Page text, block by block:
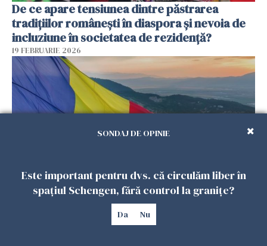
De ce apare tensiunea dintre păstrarea
tradițiilor românești în diaspora și nevoia de
incluziune în societatea de rezidență?
19 FEBRUARIE 2026
De ce „uitarea de sine” devine un risc real
pentru românii din diaspora, chiar când viața
pare aranjată pe hârtie?
SONDAJ DE OPINIE
Este important pentru dvs. că circulăm liber în
spațiul Schengen, fără control la granițe?
Da Nu